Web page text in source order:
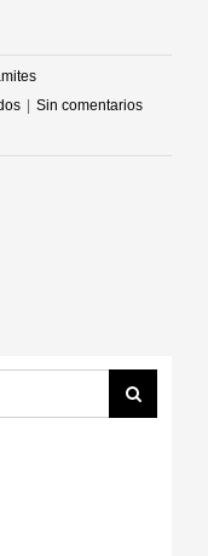
| Sin comentarios